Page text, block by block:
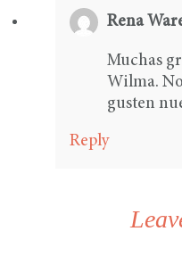
Rena
Muchas
Wilma.
gusten
Reply